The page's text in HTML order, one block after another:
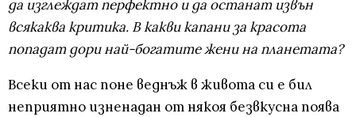
да изглеждат перфектно и да останат извън
всякаква критика. В какви капани за красота
попадат дори най-богатите жени на планетата?
Всеки от нас поне веднъж в живота си е бил
неприятно изненадан от някоя безвкусна поява